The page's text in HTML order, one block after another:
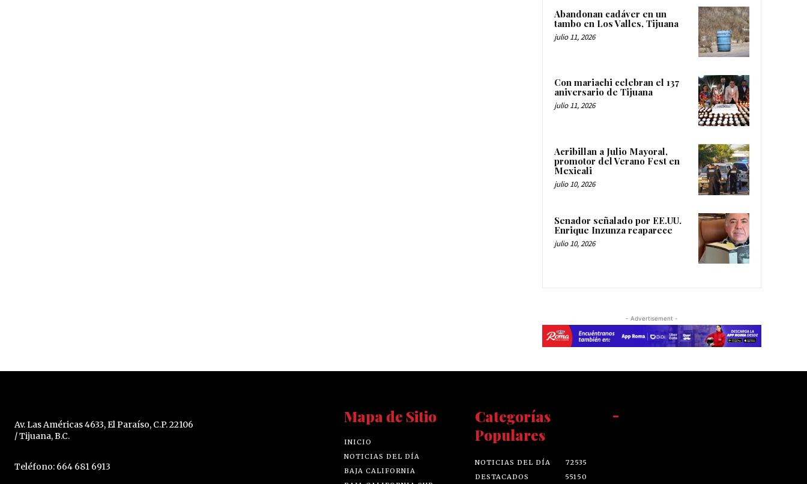
Abandonan cadáver en un
tambo en Los Valles, Tijuana
julio 11, 2026
Con mariachi celebran el 137
aniversario de Tijuana
julio 11, 2026
Acribillan a Julio Mayoral,
promotor del Verano Fest en
Mexicali
julio 10, 2026
Senador señalado por EE.UU.
Enrique Inzunza reaparece
julio 10, 2026
- Advertisement -
Av. Las Américas 4633, El Paraíso, C.P. 22106
/ Tijuana, B.C.
Teléfono: 664 681 6913
Mapa de Sitio
INICIO
NOTICIAS DEL DÍA
BAJA CALIFORNIA
Categorías
Populares
NOTICIAS DEL DÍA
72535
DESTACADOS
55150
-